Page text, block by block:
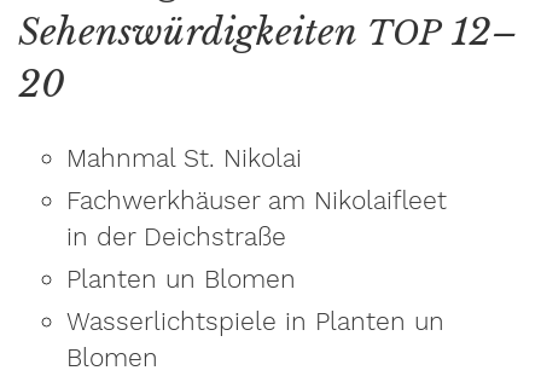
Sehenswürdigkeiten TOP12–
20
Mahnmal St. Nikolai
Fachwerkhäuser am Nikolaifleet
in der Deichstraße
Planten un Blomen
Wasserlichtspiele in Planten un
Blomen